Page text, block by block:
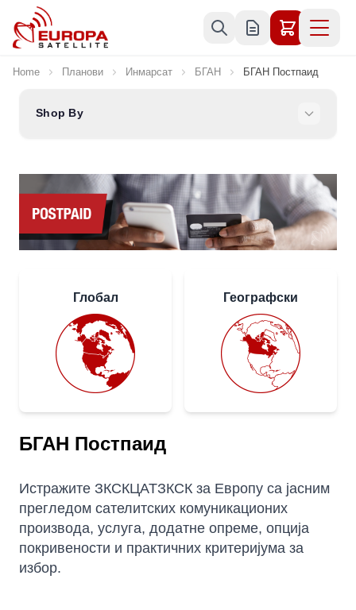
Skip to Content
Home Планови Инмарсат БГАН БГАН Постпаид
Shop By
Глобал Географски
БГАН Постпаид
Истражите ЗКСКЦАТЗКСК за Европу са јасним
прегледом сателитских комуникационих
производа, услуга, додатне опреме, опција
покривености и практичних критеријума за
избор.